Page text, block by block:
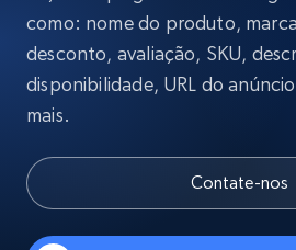
como: nome do produto,
desconto, avaliação, SKU,
disponibilidade, URL do
mais.
Contate-nos